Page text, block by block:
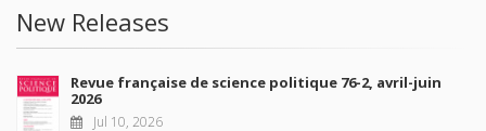
New Releases
Revue française de science politique 76-2, avril-juin
2026
Jul 10, 2026